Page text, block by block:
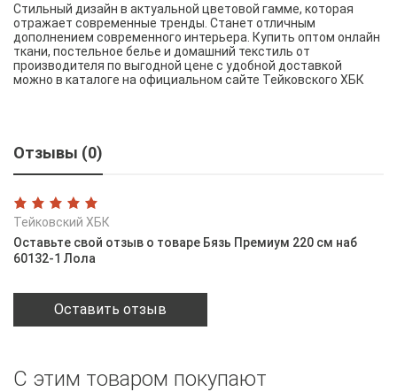
Стильный дизайн в актуальной цветовой гамме, которая
отражает современные тренды. Станет отличным
дополнением современного интерьера. Купить оптом онлайн
ткани, постельное белье и домашний текстиль от
производителя по выгодной цене с удобной доставкой
можно в каталоге на официальном сайте Тейковского ХБК
Отзывы (0)
Тейковский ХБК
Оставьте свой отзыв о товаре Бязь Премиум 220 см наб
60132-1 Лола
Оставить отзыв
С этим товаром покупают